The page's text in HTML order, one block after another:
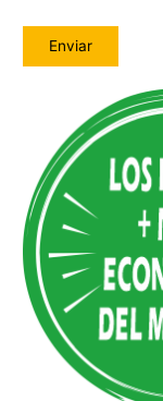
r
n
a